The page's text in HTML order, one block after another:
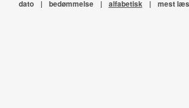
dato | bedømmelse | alfabetisk | mest